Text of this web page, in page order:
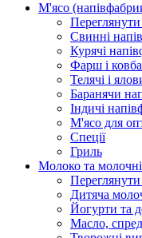
М'ясо
Переглянути
Свиннi
Курячi
Фарш i
Телячi i
Баранячи
Iндичi
М'ясо для
Спеції
Гриль
Молоко та
Переглянути
Дитяча
Йогурти та
Масло,